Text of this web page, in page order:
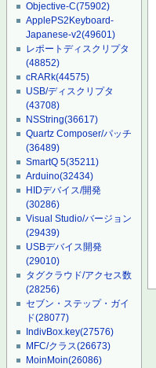
Objective-C(75902)
ApplePS2Keyboard-
Japanese-v2(49601)
レポートディスクリプタ
(48852)
cRARk(44575)
USB/ディスクリプタ
(43708)
NSString(36617)
Quartz Composer/パッチ
(36489)
SmartQ 5(35211)
Arduino(32434)
HIDデバイス/開発
(30286)
Visual Studio/バージョン
(29439)
USBデバイス開発
(29010)
タグクラウド/アクセス数
(28256)
セブン・ステップ・ガイ
ド(28077)
IndivBox.key(27576)
MFC/クラス(26673)
MoinMoin(26086)